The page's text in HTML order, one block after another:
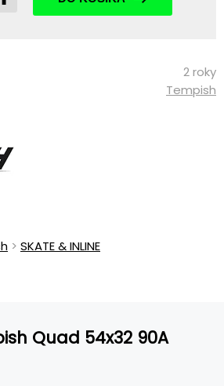
2 roky
Tempish
SKATE & INLINE
Quad 54x32 90A